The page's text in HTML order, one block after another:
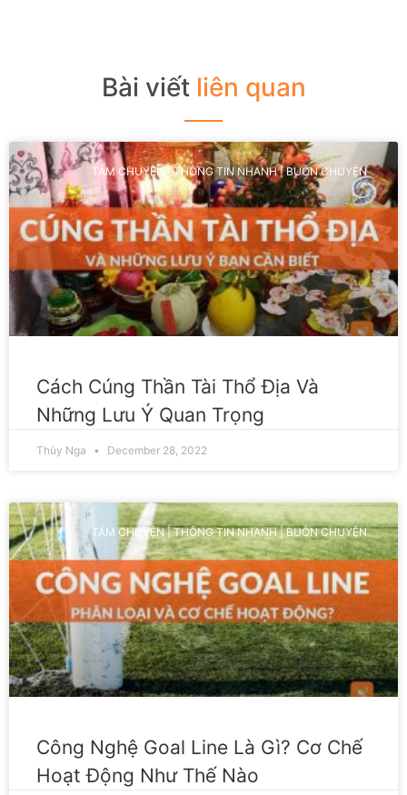
Bài viết liên quan
TÁM CHUYỆN | THÔNG TIN NHANH | BUÔN CHUYỆN
Cách Cúng Thần Tài Thổ Địa Và
Những Lưu Ý Quan Trọng
Thùy Nga December 28, 2022
TÁM CHUYỆN | THÔNG TIN NHANH | BUÔN CHUYỆN
Công Nghệ Goal Line Là Gì? Cơ Chế
Hoạt Động Như Thế Nào